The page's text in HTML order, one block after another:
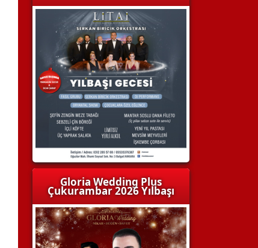
Gloria Wedding Plus
Çukurambar 2026 Yılbaşı